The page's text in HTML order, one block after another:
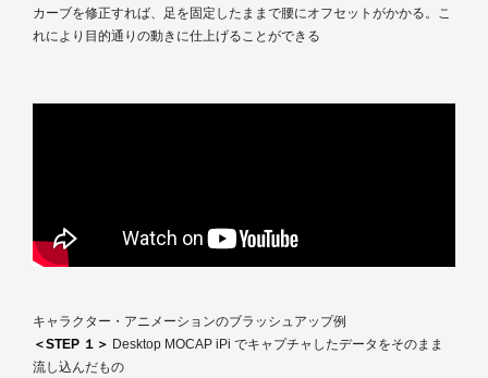
カーブを修正すれば、足を固定したままで腰にオフセットがかかる。こ
れにより目的通りの動きに仕上げることができる
キャラクター・アニメーションのブラッシュアップ例
＜STEP １＞ Desktop MOCAP iPi でキャプチャしたデータをそのまま
流し込んだもの